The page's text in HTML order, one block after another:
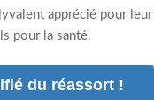
apprécié pour leur
pour la santé.
du réassort !